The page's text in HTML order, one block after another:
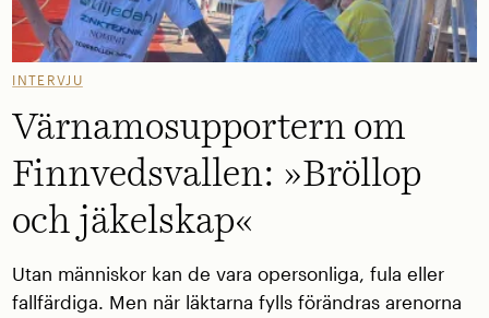
INTERVJU
Värnamosupportern om
Finnvedsvallen: »Bröllop
och jäkelskap«
Utan människor kan de vara opersonliga, fula eller
fallfärdiga. Men när läktarna fylls förändras arenorna